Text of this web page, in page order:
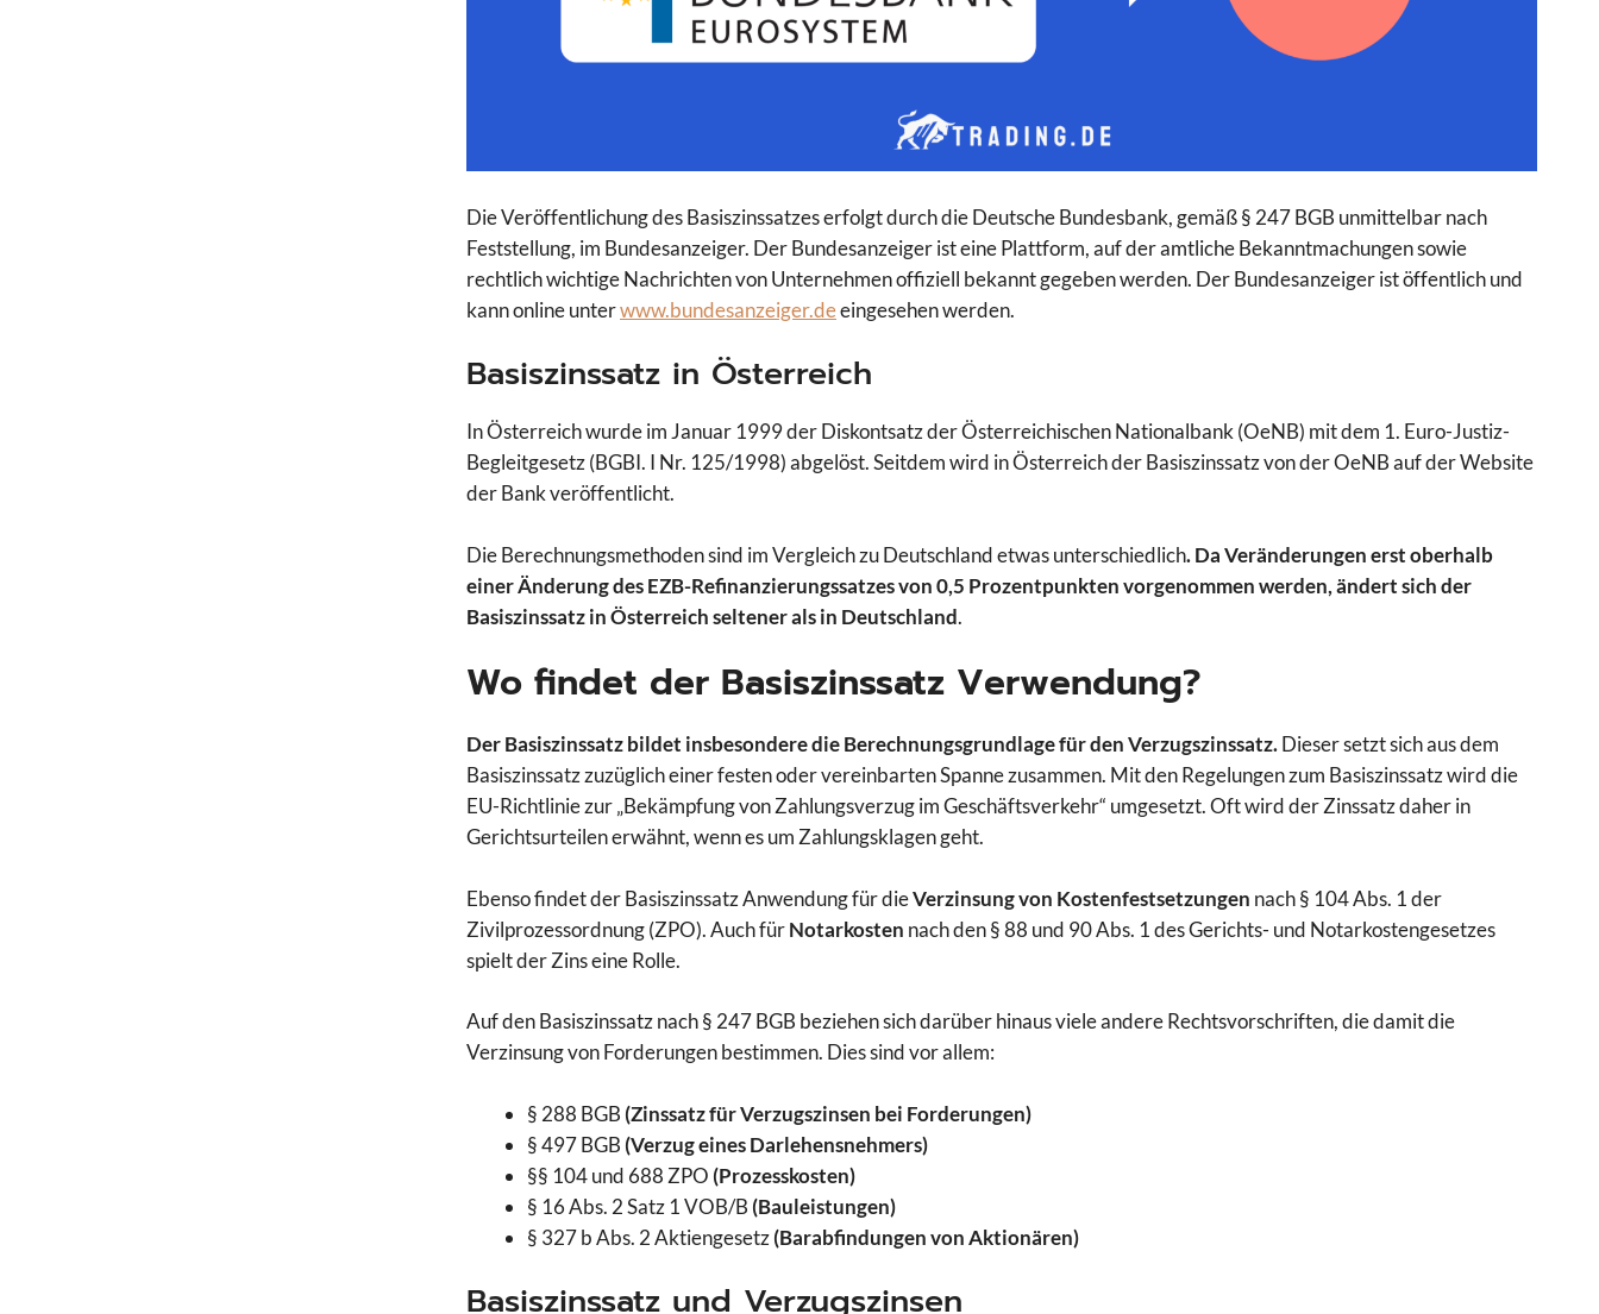
Die Veröffentlichung des Basiszinssatzes erfolgt durch die Deutsche Bundesbank, gemäß § 247 BGB unmittelbar nach
Feststellung, im Bundesanzeiger. Der Bundesanzeiger ist eine Plattform, auf der amtliche Bekanntmachungen sowie
rechtlich wichtige Nachrichten von Unternehmen offiziell bekannt gegeben werden. Der Bundesanzeiger ist öffentlich und
kann online unterwww.bundesanzeiger.deeingesehen werden.
Basiszinssatz in Österreich
In Österreich wurde im Januar 1999 der Diskontsatz der Österreichischen Nationalbank (OeNB) mit dem 1. Euro-Justiz-
Begleitgesetz (BGBI. I Nr. 125/1998) abgelöst. Seitdem wird in Österreich der Basiszinssatz von der OeNB auf der Website
der Bank veröffentlicht.
Die Berechnungsmethoden sind im Vergleich zu Deutschland etwas unterschiedlich. Da Veränderungen erst oberhalb
einer Änderung des EZB-Refinanzierungssatzes von 0,5 Prozentpunkten vorgenommen werden, ändert sich der
Basiszinssatz in Österreich seltener als in Deutschland.
Wo findet der Basiszinssatz Verwendung?
Der Basiszinssatz bildet insbesondere die Berechnungsgrundlage für den Verzugszinssatz.Dieser setzt sich aus dem
Basiszinssatz zuzüglich einer festen oder vereinbarten Spanne zusammen. Mit den Regelungen zum Basiszinssatz wird die
EU-Richtlinie zur „Bekämpfung von Zahlungsverzug im Geschäftsverkehr“ umgesetzt. Oft wird der Zinssatz daher in
Gerichtsurteilen erwähnt, wenn es um Zahlungsklagen geht.
Ebenso findet der Basiszinssatz Anwendung für dieVerzinsung von Kostenfestsetzungen nach § 104 Abs. 1 der
Zivilprozessordnung (ZPO). Auch fürNotarkosten nach den § 88 und 90 Abs. 1 des Gerichts- und Notarkostengesetzes
spielt der Zins eine Rolle.
Auf den Basiszinssatz nach § 247 BGB beziehen sich darüber hinaus viele andere Rechtsvorschriften, die damit die
Verzinsung von Forderungen bestimmen. Dies sind vor allem:
§ 288 BGB (Zinssatz für Verzugszinsen bei Forderungen)
§ 497 BGB (Verzug eines Darlehensnehmers)
§§ 104 und 688 ZPO (Prozesskosten)
§ 16 Abs. 2 Satz 1 VOB/B (Bauleistungen)
§ 327 b Abs. 2 Aktiengesetz(Barabfindungen von Aktionären)
Basiszinssatz und Verzugszinsen